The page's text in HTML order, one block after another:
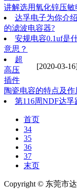
讲解选用氧化锌压
达孚电子为你介
的滤波电容器?
安规电容0.1uf是
意思？
[2020-03-
超
高压
插件
陶瓷电容的特点及作
第116周NDF达
首页
34
35
36
37
末页
Copyright © 东莞市